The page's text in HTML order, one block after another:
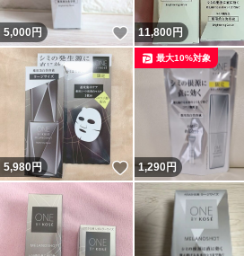
5,000円 いいね！
11,800円
5,980円 いいね！
1,290円
最大10%対象